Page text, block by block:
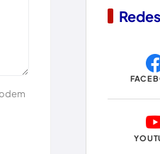
Copa
Dom